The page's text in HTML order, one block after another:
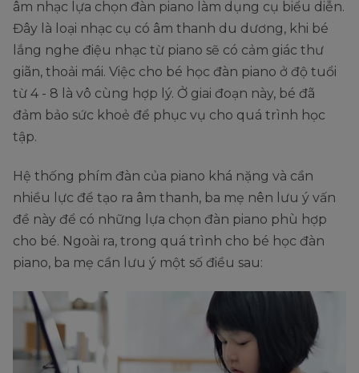
âm nhạc lựa chọn đàn piano làm dụng cụ biểu diễn.
Đây là loại nhạc cụ có âm thanh du dương, khi bé
lắng nghe điệu nhạc từ piano sẽ có cảm giác thư
giãn, thoải mái. Việc cho bé học đàn piano ở độ tuổi
từ 4 - 8 là vô cùng hợp lý. Ở giai đoạn này, bé đã
đảm bảo sức khoẻ để phục vụ cho quá trình học
tập.
Hệ thống phím đàn của piano khá nặng và cần
nhiều lực để tạo ra âm thanh, ba mẹ nên lưu ý vấn
đề này để có những lựa chọn đàn piano phù hợp
cho bé. Ngoài ra, trong quá trình cho bé học đàn
piano, ba mẹ cần lưu ý một số điều sau: